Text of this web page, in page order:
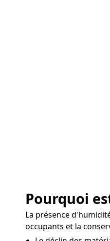
Pourquoi
La présence
occupants et la